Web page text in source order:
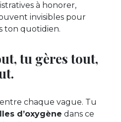
à honorer,
invisibles pour
ton quotidien.
tu gères tout,
chaque vague. Tu
d’oxygène dans ce